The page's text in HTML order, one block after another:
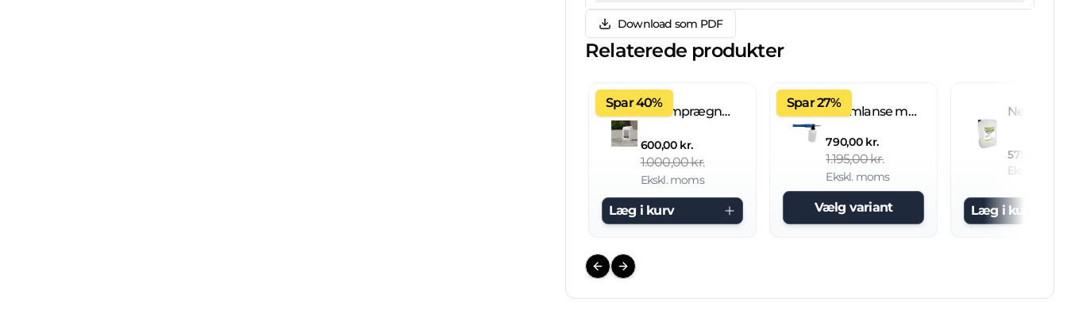
Download som PDF
Relaterede produkter
Spar 40%
Fliseimprægnering IC 20 L brugsklar
600,00 kr.
1.000,00 kr.
Ekskl. moms
Læg i kurv
Spar 27%
Skumlanse med 2 L beholder
790,00 kr.
1.195,00 kr.
Ekskl. moms
Vælg variant
575,00 kr.
Ekskl.
Læg i kurv
Previous slide
Next slide